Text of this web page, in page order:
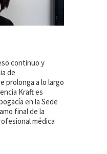
continuo y
de
prolonga a lo largo
Kraft es
en la Sede
final de la
médica